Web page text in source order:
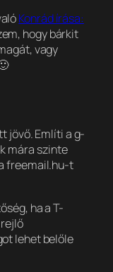
Konrád írása:
hogy bárkit
vagy
jövő. Említi a g-
mára szinte
freemail.hu-t
ha a T-
lehet belőle